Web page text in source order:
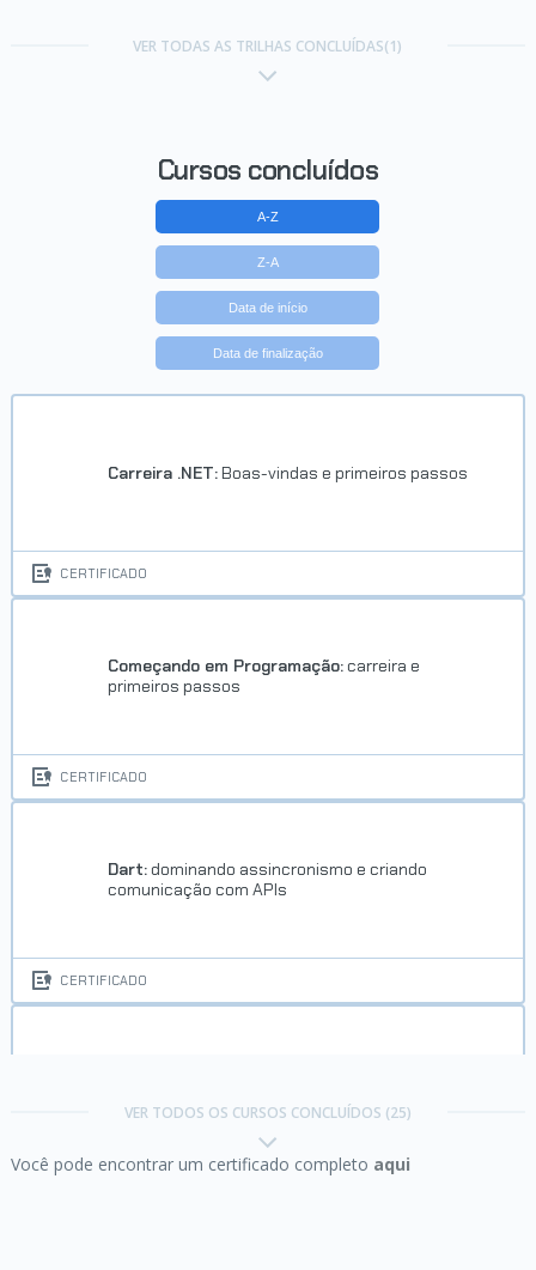
VER TODAS AS TRILHAS CONCLUÍDAS(1)
Cursos concluídos
A-Z
Z-A
Data de início
Data de finalização
Carreira .NET: Boas-vindas e primeiros passos
CERTIFICADO
Começando em Programação: carreira e
primeiros passos
CERTIFICADO
Dart: dominando assincronismo e criando
comunicação com APIs
CERTIFICADO
VER TODOS OS CURSOS CONCLUÍDOS (25)
Você pode encontrar um certificado completo aqui